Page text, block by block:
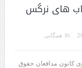
های نرگس
In:
همگانی
کانون مدافعان حقوق